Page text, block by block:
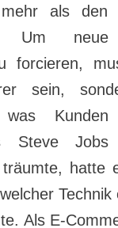
als den
Um neue
forcieren,
sein,
was Kunden
Steve
träumte, hatte
Als E-